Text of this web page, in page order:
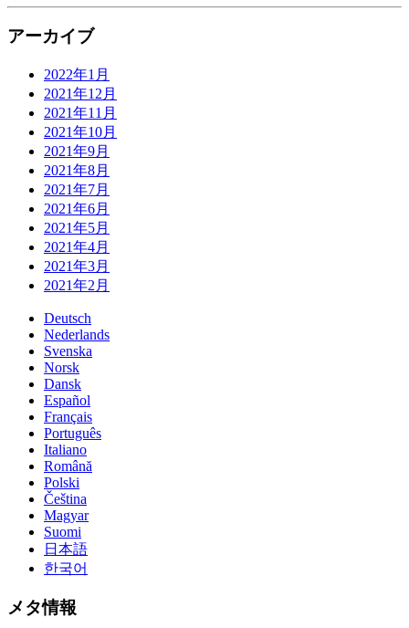
アーカイブ
2022年1月
2021年12月
2021年11月
2021年10月
2021年9月
2021年8月
2021年7月
2021年6月
2021年5月
2021年4月
2021年3月
2021年2月
Deutsch
Nederlands
Svenska
Norsk
Dansk
Español
Français
Português
Italiano
Română
Polski
Čeština
Magyar
Suomi
日本語
한국어
メタ情報